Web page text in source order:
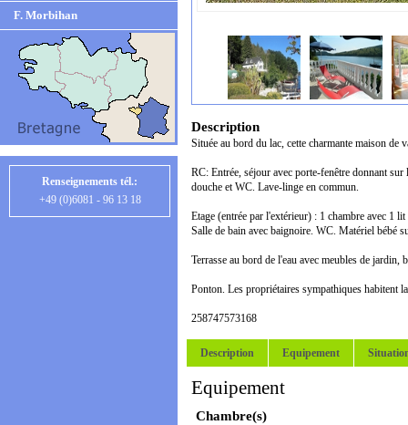
F. Morbihan
Renseignements tél.:
+49 (0)6081 - 96 13 18
Description
Située au bord du lac, cette charmante maison
RC: Entrée, séjour avec porte-fenêtre donnant
douche et WC. Lave-linge en commun.
Etage (entrée par l'extérieur) : 1 chambre avec 1
Salle de bain avec baignoire. WC. Matériel bébé
Terrasse au bord de l'eau avec meubles de jardin,
Ponton. Les propriétaires sympathiques habitent
258747573168
Description Equipement
Equipement
Chambre(s)